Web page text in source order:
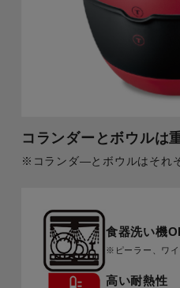
コランダーとボウルは
※コランダ―とボウルはそれ
食器洗い機
※ピーラー、ワイ
高い耐熱性